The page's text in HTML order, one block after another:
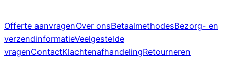
Offerte aanvragenOver onsBetaalmethodesBezorg- en
verzendinformatieVeelgestelde
vragenContactKlachtenafhandelingRetourneren